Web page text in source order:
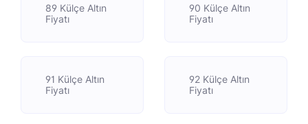
89 Külçe Altın
Fiyatı
90 Külçe Altın
Fiyatı
91 Külçe Altın
Fiyatı
92 Külçe Altın
Fiyatı